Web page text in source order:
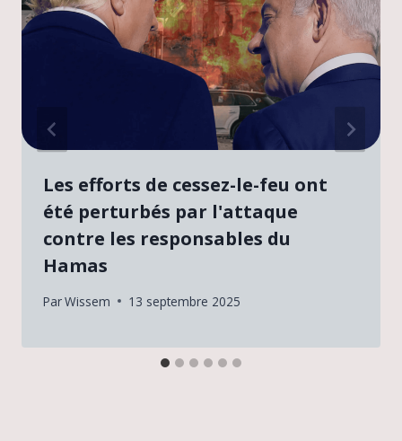
Les efforts de cessez-le-feu ont
été perturbés par l'attaque
contre les responsables du
Hamas
ParWissem 13 septembre 2025